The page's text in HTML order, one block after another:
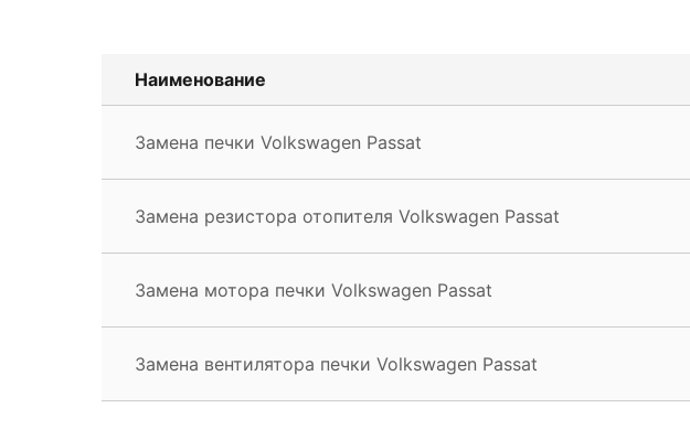
Наименование
Замена печки Volkswagen Passat
Замена резистора отопителя Volkswagen Passat
Замена мотора печки Volkswagen Passat
Замена вентилятора печки Volkswagen Passat